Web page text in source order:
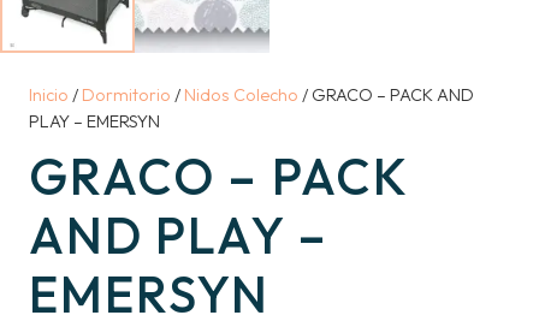
Inicio / Dormitorio / Nidos Colecho / GRACO – PACK AND
PLAY – EMERSYN
GRACO – PACK
AND PLAY –
EMERSYN